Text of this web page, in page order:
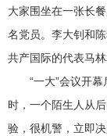
大家围坐在一张长
名党员。李大钊和
共产国际的代表马林
“一大”会议开幕
时，一个陌生人从
验，很机警，立即